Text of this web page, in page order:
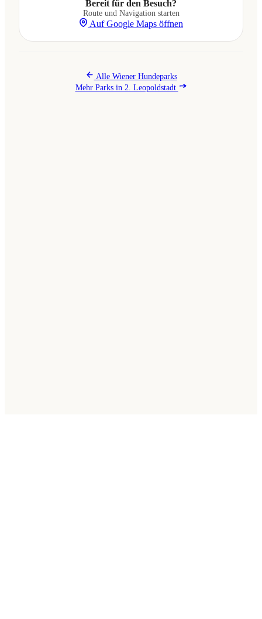
Bereit für den Besuch?
Route und Navigation starten
Auf Google Maps öffnen
Alle Wiener Hundeparks
Mehr Parks in 2. Leopoldstadt